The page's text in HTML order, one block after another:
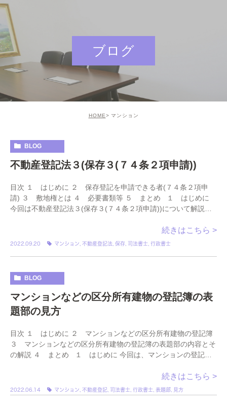
ブログ
HOME マンション
BLOG
不動産登記法３(保存３(７４条２項申請))
目次 １ はじめに ２ 保存登記を申請できる者(７４条２項申
請) ３ 敷地権とは ４ 必要書類等 ５ まとめ １ はじめに
今回は不動産登記法３(保存３(７４条２項申請))について解説さ
続きはこちら >
2022.09.20 マンション 不動産登記法 保存 司法書士 行政書士
BLOG
マンションなどの区分所有建物の登記簿の表
題部の見方
目次 １ はじめに ２ マンションなどの区分所有建物の登記簿
３ マンションなどの区分所有建物の登記簿の表題部の内容とそ
の解説 ４ まとめ １ はじめに 今回は、マンションの登記簿
続きはこちら >
2022.06.14 マンション 不動産登記 司法書士 行政書士 表題部 見方